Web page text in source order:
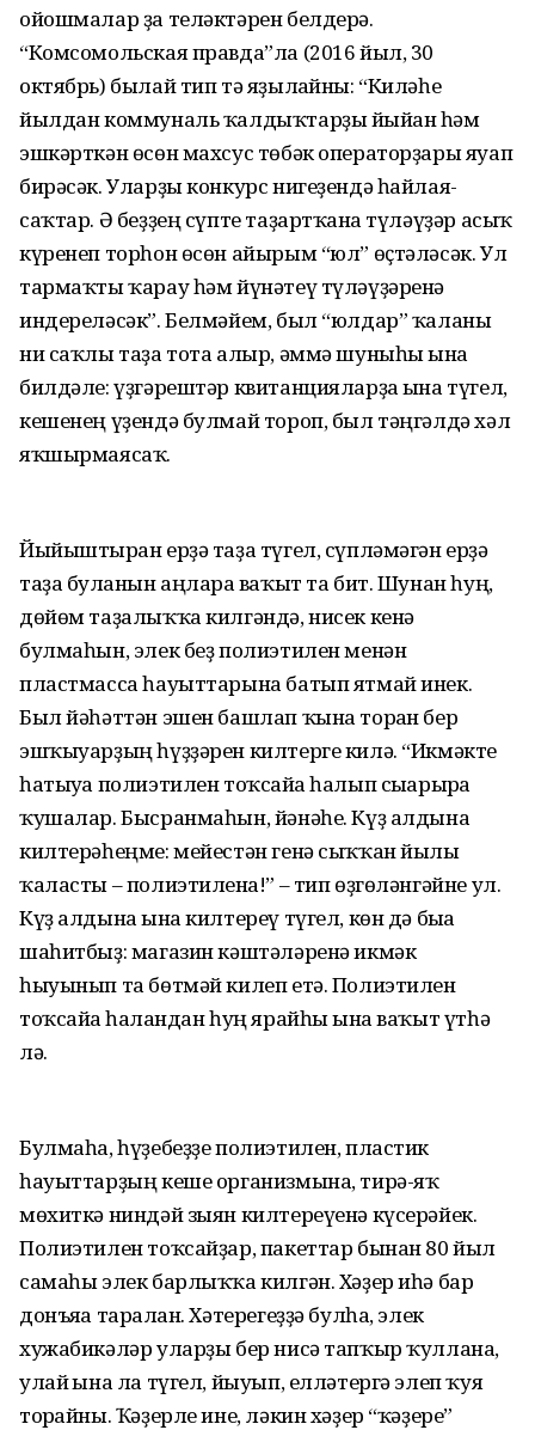
ойошмалар ҙа теләктәрен белдерә.
“Комсомольская правда”ла (2016 йыл, 30
октябрь) былай тип тә яҙылғайны: “Киләһе
йылдан коммуналь ҡалдыҡ­тарҙы йыйған һәм
эшкәрткән өсөн махсус төбәк операторҙары яуап
бирәсәк. Уларҙы конкурс нигеҙендә һайлая­
саҡтар. Ә беҙҙең сүпте таҙартҡанға түләүҙәр асыҡ
күренеп торһон өсөн айырым “юл” өҫтәләсәк. Ул
тармаҡты ҡарау һәм йүнәтеү түләүҙәренә
индереләсәк”. Белмәйем, был “юлдар” ҡаланы
ни саҡлы таҙа тота алыр, әммә шуныһы ғына
билдәле: үҙгәрештәр квитанцияларҙа ғына түгел,
кешенең үҙендә булмай тороп, был тәңгәлдә хәл
яҡшырмаясаҡ.
Йыйыштырған ерҙә таҙа түгел, сүпләмәгән ерҙә
таҙа булғанын аңларға ваҡыт та бит. Шунан һуң,
дөйөм таҙалыҡҡа килгәндә, нисек кенә
булмаһын, элек беҙ полиэтилен менән
пластмасса һауыттарына батып ятмай инек.
Был йәһәттән эшен башлап ҡына торған бер
эшҡыуарҙың һүҙҙәрен килтерге килә. “Икмәкте
һатыуға полиэтилен тоҡсайға һалып сығарырға
ҡушалар. Бысранмаһын, йәнәһе. Күҙ алдына
килтерәһеңме: мейестән генә сыҡҡан йылы
ҡаласты – полиэтиленға!” – тип өҙгөләнгәйне ул.
Күҙ алдына ғына килтереү түгел, көн дә быға
шаһитбыҙ: магазин кәштәләренә икмәк
һыуынып та бөтмәй килеп етә. Полиэтилен
тоҡсайға һалғандан һуң ярайһы ғына ваҡыт үтһә
лә.
Булмаһа, һүҙебеҙҙе полиэтилен, пластик
һауыттарҙың кеше организмына, тирә-яҡ
мөхиткә ниндәй зыян килтереүенә күсерәйек.
Полиэтилен тоҡсайҙар, пакеттар бынан 80 йыл
самаһы элек барлыҡҡа килгән. Хәҙер иһә бар
донъяға таралған. Хәтерегеҙҙә булһа, элек
хужабикәләр уларҙы бер нисә тапҡыр ҡуллана,
улай ғына ла түгел, йыуып, елләтергә элеп ҡуя
торғайны. Ҡәҙерле ине, ләкин хәҙер “ҡәҙере”